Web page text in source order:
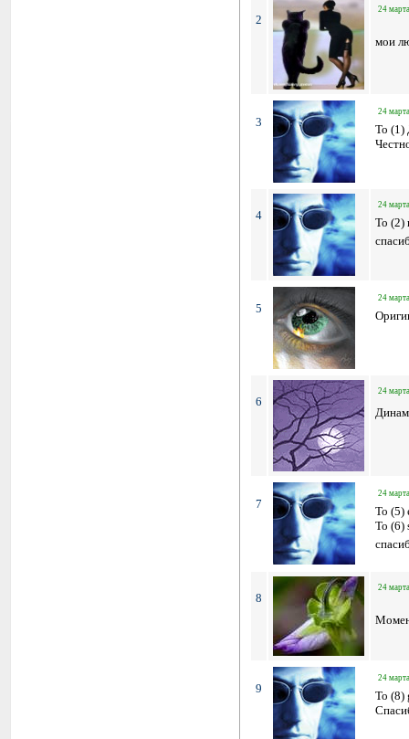
2
24
мои
3
24
To (1)
4
24
To (2)
5
24
6
24
7
24
To (5)
To (6)
8
24
9
24
To